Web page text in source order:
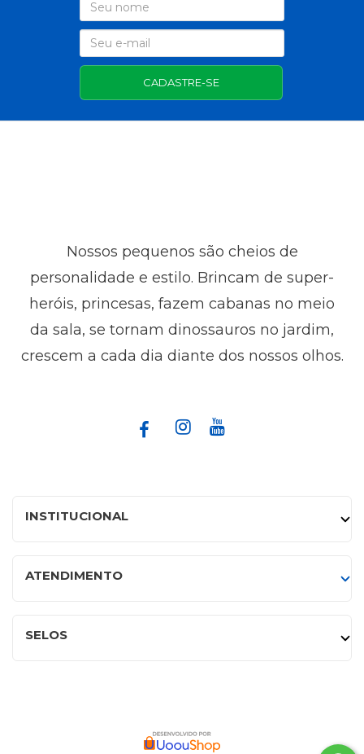
CADASTRE-SE
Nossos pequenos são cheios de
personalidade e estilo. Brincam de super-
heróis, princesas, fazem cabanas no meio
da sala, se tornam dinossauros no jardim,
crescem a cada dia diante dos nossos olhos.
INSTITUCIONAL
ATENDIMENTO
SELOS